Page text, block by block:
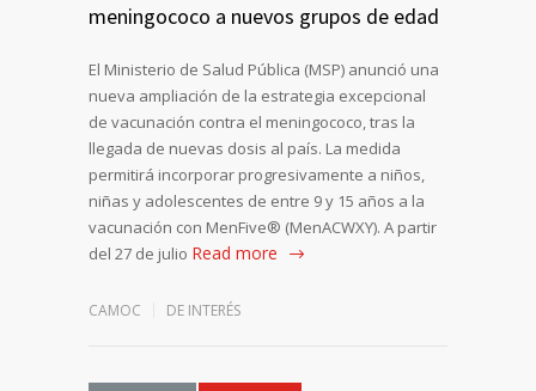
meningococo a nuevos grupos de edad
El Ministerio de Salud Pública (MSP) anunció una
nueva ampliación de la estrategia excepcional
de vacunación contra el meningococo, tras la
llegada de nuevas dosis al país. La medida
permitirá incorporar progresivamente a niños,
niñas y adolescentes de entre 9 y 15 años a la
vacunación con MenFive® (MenACWXY). A partir
del 27 de julio Read more
CAMOC DE INTERÉS